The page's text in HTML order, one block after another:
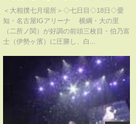
合いの“間”に困惑の声 大の里
は“完全復調”の兆し 好調・伯乃
富士を圧倒「これが大の里
TIMES)
＜大相撲七月場所＞◇七日目◇18日◇愛
知・名古屋IGアリーナ 横綱・大の里
（二所ノ関）が好調の前頭三枚目・伯乃富
士（伊勢ヶ濱）に圧勝し、白...